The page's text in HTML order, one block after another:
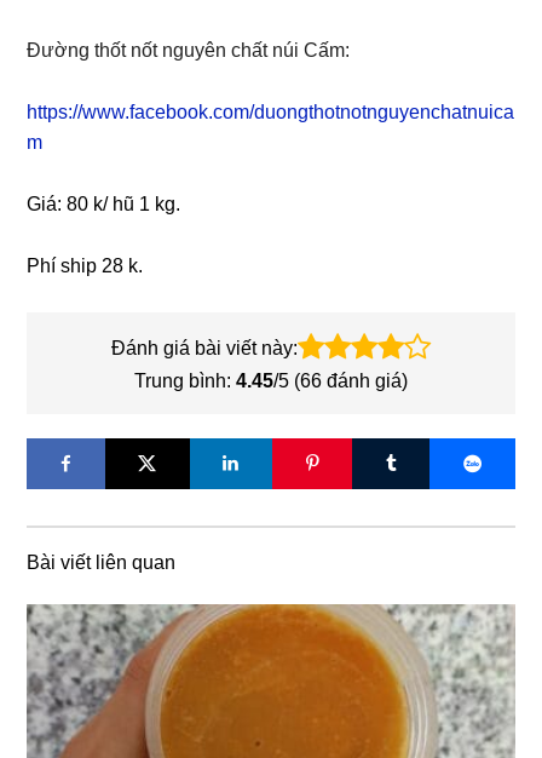
Đường thốt nốt nguyên chất núi Cấm:
https://www.facebook.com/duongthotnotnguyenchatnuica
m
Giá: 80 k/ hũ 1 kg.
Phí ship 28 k.
Đánh giá bài viết này:
Trung bình: 4.45/5 (66 đánh giá)
Bài viết liên quan